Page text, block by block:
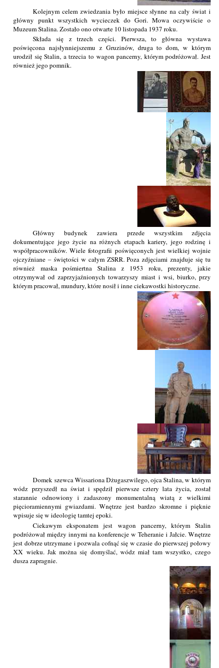
Kolejnym celem zwiedzania było miejsce słynne na cały świat i
główny punkt wszystkich wycieczek do Gori. Mowa oczywiście o
Muzeum Stalina. Zostało ono otwarte 10 listopada 1937 roku.
Składa się z trzech części. Pierwsza, to główna wystawa
poświęcona najsłynniejszemu z Gruzinów, druga to dom, w którym
urodził się Stalin, a trzecia to wagon pancerny, którym podróżował. Jest
również jego pomnik.
Główny budynek zawiera przede wszystkim zdjęcia
dokumentujące jego życie na różnych etapach kariery, jego rodzinę i
współpracowników. Wiele fotografii poświęconych jest wielkiej wojnie
ojczyźniane – świętości w całym ZSRR. Poza zdjęciami znajduje się tu
również maska pośmiertna Stalina z 1953 roku, prezenty, jakie
otrzymywał od zaprzyjaźnionych towarzyszy miast i wsi, biurko, przy
którym pracował, mundury, które nosił i inne ciekawostki historyczne.
Domek szewca Wissariona Dżugaszwilego, ojca Stalina, w którym
wódz przyszedł na świat i spędził pierwsze cztery lata życia, został
starannie odnowiony i zadaszony monumentalną wiatą z wielkimi
pięcioramiennymi gwiazdami. Wnętrze jest bardzo skromne i pięknie
wpisuje się w ideologię tamtej epoki.
Ciekawym eksponatem jest wagon pancerny, którym Stalin
podróżował między innymi na konferencje w Teheranie i Jałcie. Wnętrze
jest dobrze utrzymane i pozwala cofnąć się w czasie do pierwszej połowy
XX wieku. Jak można się domyślać, wódz miał tam wszystko, czego
dusza zapragnie.